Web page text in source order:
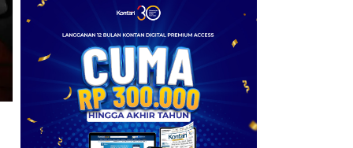
Proyeksikan US$ 6.000 di
Akhir 2026
6
Arab Saudi, Turki, dan
Pakistan Bentuk Pakta
Pertahanan di Tengah
Krisis Timur Tengah